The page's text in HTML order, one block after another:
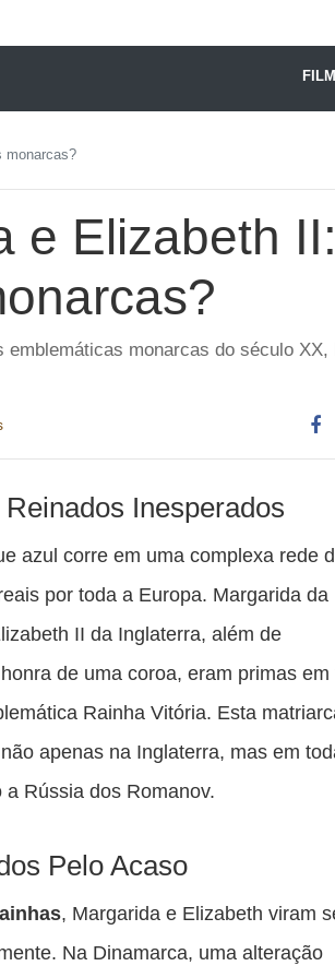
monarcas?
e Elizabeth
monarcas do século XX,
Inesperados
azul corre em uma complexa rede
por toda a Europa. Margarida da
II da Inglaterra, além de
de uma coroa, eram primas em
Rainha Vitória. Esta
apenas na Inglaterra, mas em
Rússia dos Romanov.
Pelo Acaso
, Margarida e Elizabeth viram
Na Dinamarca, uma alteração